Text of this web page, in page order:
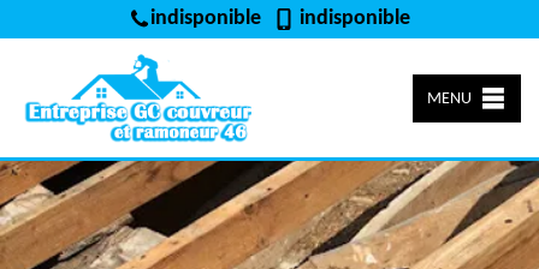
indisponible indisponible
MENU